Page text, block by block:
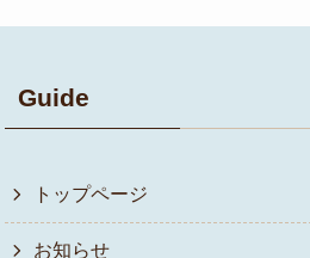
Guide
トップページ
お知らせ